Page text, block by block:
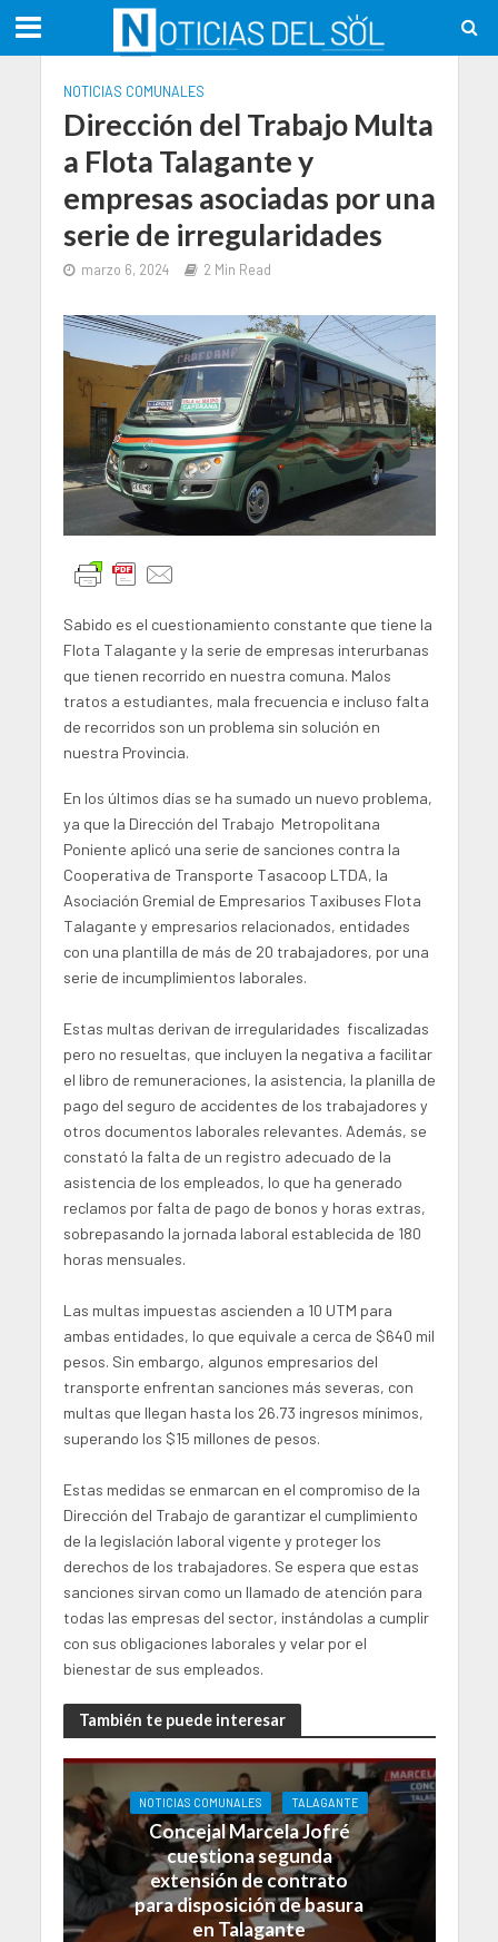
NOTICIAS COMUNALES
Dirección del Trabajo Multa
a Flota Talagante y
empresas asociadas por una
serie de irregularidades
marzo 6, 2024 2 Min Read
Sabido es el cuestionamiento constante que tiene la
Flota Talagante y la serie de empresas interurbanas
que tienen recorrido en nuestra comuna. Malos
tratos a estudiantes, mala frecuencia e incluso falta
de recorridos son un problema sin solución en
nuestra Provincia.
En los últimos días se ha sumado un nuevo problema,
ya que la Dirección del Trabajo Metropolitana
Poniente aplicó una serie de sanciones contra la
Cooperativa de Transporte Tasacoop LTDA, la
Asociación Gremial de Empresarios Taxibuses Flota
Talagante y empresarios relacionados, entidades
con una plantilla de más de 20 trabajadores, por una
serie de incumplimientos laborales.
Estas multas derivan de irregularidades fiscalizadas
pero no resueltas, que incluyen la negativa a facilitar
el libro de remuneraciones, la asistencia, la planilla de
pago del seguro de accidentes de los trabajadores y
otros documentos laborales relevantes. Además, se
constató la falta de un registro adecuado de la
asistencia de los empleados, lo que ha generado
reclamos por falta de pago de bonos y horas extras,
sobrepasando la jornada laboral establecida de 180
horas mensuales.
Las multas impuestas ascienden a 10 UTM para
ambas entidades, lo que equivale a cerca de $640 mil
pesos. Sin embargo, algunos empresarios del
transporte enfrentan sanciones más severas, con
multas que llegan hasta los 26.73 ingresos mínimos,
superando los $15 millones de pesos.
Estas medidas se enmarcan en el compromiso de la
Dirección del Trabajo de garantizar el cumplimiento
de la legislación laboral vigente y proteger los
derechos de los trabajadores. Se espera que estas
sanciones sirvan como un llamado de atención para
todas las empresas del sector, instándolas a cumplir
con sus obligaciones laborales y velar por el
bienestar de sus empleados.
También te puede interesar
NOTICIAS COMUNALES TALAGANTE
Concejal Marcela Jofré
cuestiona segunda
extensión de contrato
para disposición de basura
en Talagante